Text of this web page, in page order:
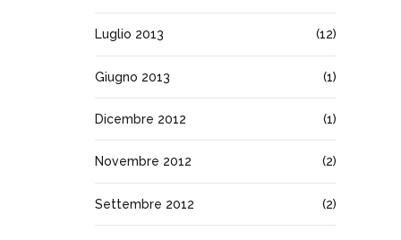
Luglio 2013 (12)
Giugno 2013 (1)
Dicembre 2012 (1)
Novembre 2012 (2)
Settembre 2012 (2)